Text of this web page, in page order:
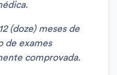
(doze) meses de
de exames
comprovada.